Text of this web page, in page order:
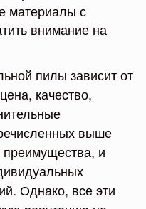
материалы с
внимание на
пилы зависит от
качество,
выше
преимущества, и
Однако, все эти